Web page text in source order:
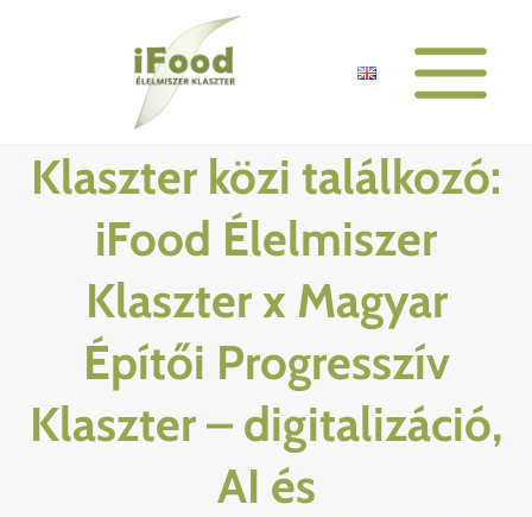
Klaszter közi találkozó:
iFood Élelmiszer
Klaszter x Magyar
Építői Progresszív
Klaszter – digitalizáció,
AI és